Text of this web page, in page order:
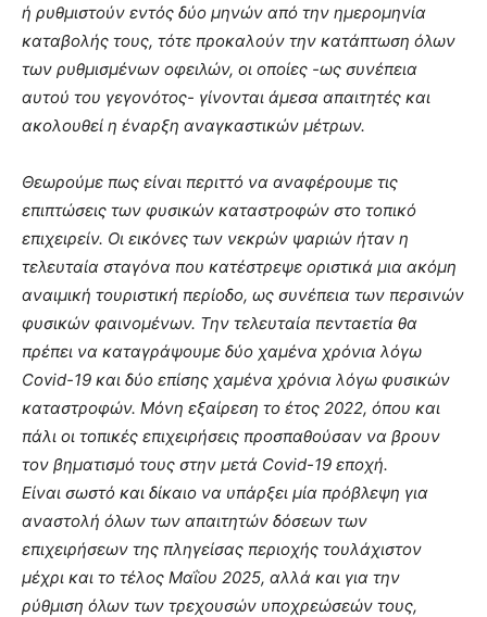
ή ρυθμιστούν εντός δύο μηνών από την ημερομηνία
καταβολής τους, τότε προκαλούν την κατάπτωση όλων
των ρυθμισμένων οφειλών, οι οποίες -ως συνέπεια
αυτού του γεγονότος- γίνονται άμεσα απαιτητές και
ακολουθεί η έναρξη αναγκαστικών μέτρων.
Θεωρούμε πως είναι περιττό να αναφέρουμε τις
επιπτώσεις των φυσικών καταστροφών στο τοπικό
επιχειρείν. Οι εικόνες των νεκρών ψαριών ήταν η
τελευταία σταγόνα που κατέστρεψε οριστικά μια ακόμη
αναιμική τουριστική περίοδο, ως συνέπεια των περσινών
φυσικών φαινομένων. Την τελευταία πενταετία θα
πρέπει να καταγράψουμε δύο χαμένα χρόνια λόγω
Covid-19 και δύο επίσης χαμένα χρόνια λόγω φυσικών
καταστροφών. Μόνη εξαίρεση το έτος 2022, όπου και
πάλι οι τοπικές επιχειρήσεις προσπαθούσαν να βρουν
τον βηματισμό τους στην μετά Covid-19 εποχή.
Είναι σωστό και δίκαιο να υπάρξει μία πρόβλεψη για
αναστολή όλων των απαιτητών δόσεων των
επιχειρήσεων της πληγείσας περιοχής τουλάχιστον
μέχρι και το τέλος Μαΐου 2025, αλλά και για την
ρύθμιση όλων των τρεχουσών υποχρεώσεών τους,